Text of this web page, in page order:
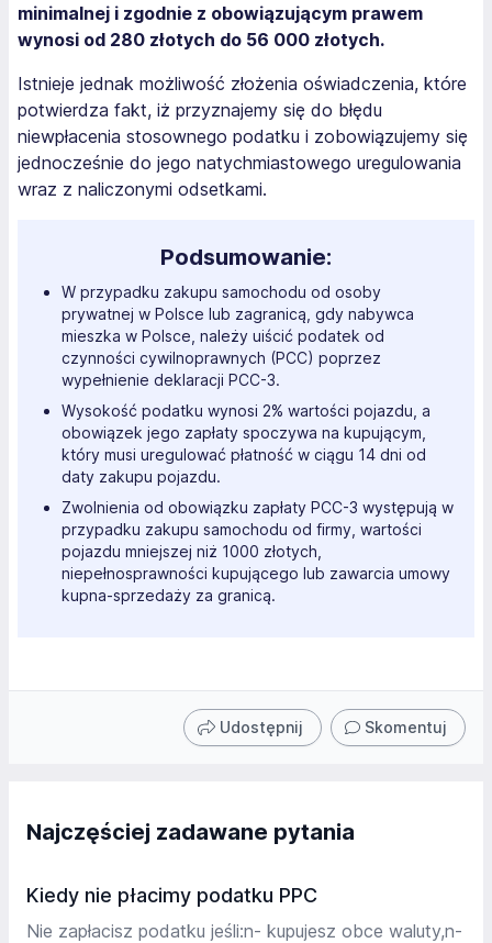
minimalnej i zgodnie z obowiązującym prawem
wynosi od 280 złotych do 56 000 złotych.
Istnieje jednak możliwość złożenia oświadczenia, które
potwierdza fakt, iż przyznajemy się do błędu
niewpłacenia stosownego podatku i zobowiązujemy się
jednocześnie do jego natychmiastowego uregulowania
wraz z naliczonymi odsetkami.
Podsumowanie:
W przypadku zakupu samochodu od osoby
prywatnej w Polsce lub zagranicą, gdy nabywca
mieszka w Polsce, należy uiścić podatek od
czynności cywilnoprawnych (PCC) poprzez
wypełnienie deklaracji PCC-3.
Wysokość podatku wynosi 2% wartości pojazdu, a
obowiązek jego zapłaty spoczywa na kupującym,
który musi uregulować płatność w ciągu 14 dni od
daty zakupu pojazdu.
Zwolnienia od obowiązku zapłaty PCC-3 występują w
przypadku zakupu samochodu od firmy, wartości
pojazdu mniejszej niż 1000 złotych,
niepełnosprawności kupującego lub zawarcia umowy
kupna-sprzedaży za granicą.
Udostępnij Skomentuj
Najczęściej zadawane pytania
Kiedy nie płacimy podatku PPC
Nie zapłacisz podatku jeśli:n- kupujesz obce waluty,n-